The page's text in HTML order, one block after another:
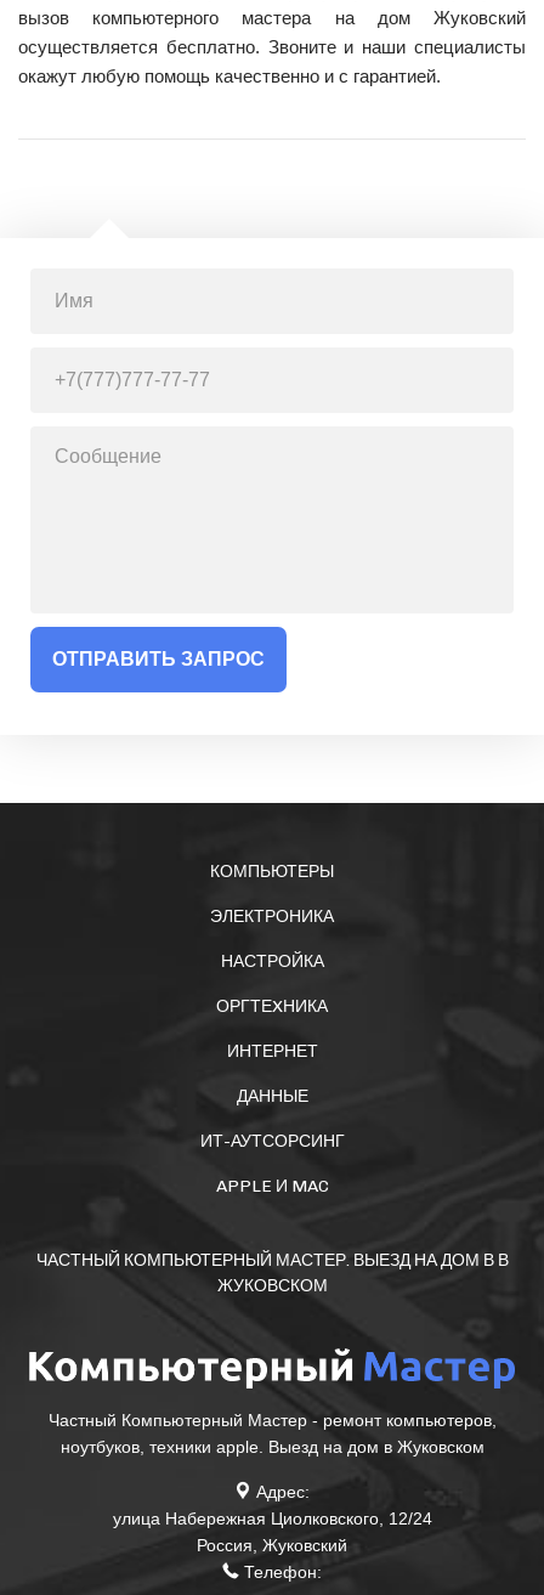
вызов компьютерного мастера на дом Жуковский
осуществляется бесплатно. Звоните и наши специалисты
окажут любую помощь качественно и с гарантией.
ОТПРАВИТЬ ЗАПРОС
КОМПЬЮТЕРЫ
ЭЛЕКТРОНИКА
НАСТРОЙКА
ОРГТЕXНИКА
ИНТЕРНЕТ
ДАННЫЕ
ИТ-АУТСОРСИНГ
APPLE И MAC
ЧАСТНЫЙ КОМПЬЮТЕРНЫЙ МАСТЕР. ВЫЕЗД НА ДОМ В В
ЖУКОВСКОМ
Частный Компьютерный Мастер - ремонт компьютеров,
ноутбуков, техники apple. Выезд на дом в Жуковском
Адрес:
улица Набережная Циолковского, 12/24
Россия, Жуковский
Телефон: